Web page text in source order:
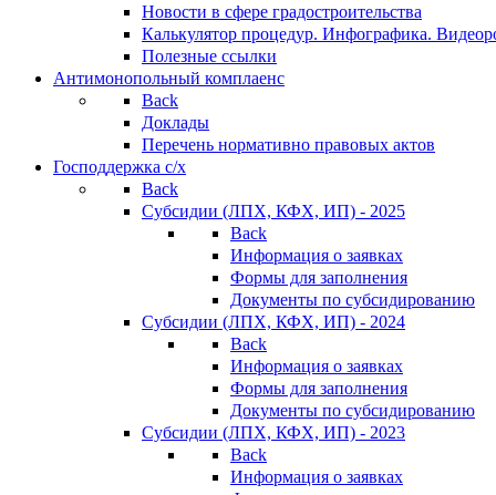
Новости в сфере градостроительства
Калькулятор процедур. Инфографика.
Полезные ссылки
Антимонопольный комплаенс
Back
Доклады
Перечень нормативно правовых актов
Господдержка с/х
Back
Субсидии (ЛПХ, КФХ, ИП) - 2025
Back
Информация о заявках
Формы для заполнения
Документы по субсидированию
Субсидии (ЛПХ, КФХ, ИП) - 2024
Back
Информация о заявках
Формы для заполнения
Документы по субсидированию
Субсидии (ЛПХ, КФХ, ИП) - 2023
Back
Информация о заявках